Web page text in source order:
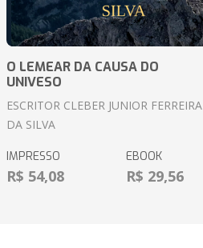
O LEMEAR DA CAUSA DO
UNIVESO
ESCRITOR CLEBER JUNIOR FERREIRA
DA SILVA
IMPRESSO
R$ 54,08
EBOOK
R$ 29,56